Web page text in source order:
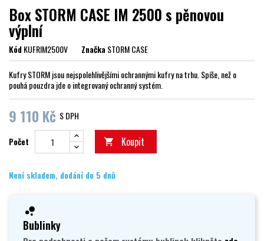
Box STORM CASE IM 2500 s pěnovou
výplní
KódKUFRIM2500V ZnačkaSTORM CASE
Kufry STORM jsou nejspolehlivějšími ochrannými kufry na trhu. Spíše, než o
pouhá pouzdra jde o integrovaný ochranný systém.
9 110 Kč S DPH
Počet  Koupit
Není skladem, dodání do 5 dnů
Bublinky